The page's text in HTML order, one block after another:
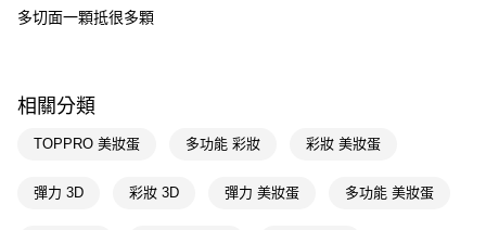
街口支付
Google Pay
AFTEE先享後付
【關於「AFTEE先享後付」】
多切面一顆抵很多顆
相關分類
TOPPRO 美妝蛋 多功能 彩妝 彩妝 美妝蛋
彈力 3D 彩妝 3D 彈力 美妝蛋 多功能 美妝蛋